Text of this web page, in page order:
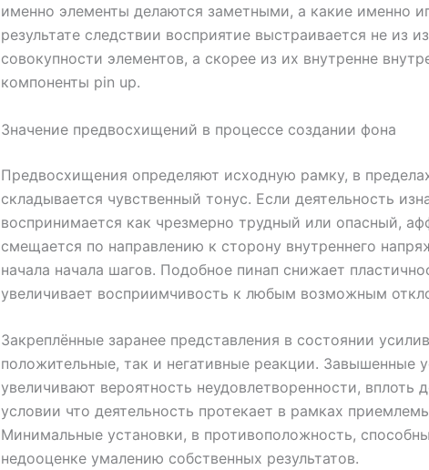
именно элементы делаются заметными, а какие именно
результате следствии восприятие выстраивается не из
совокупности элементов, а скорее из их внутренне
компоненты pin up.
Значение предвосхищений в процессе создании фона
Предвосхищения определяют исходную рамку, в
складывается чувственный тонус. Если деятельность
воспринимается как чрезмерно трудный или опасный,
смещается по направлению к сторону внутреннего
начала начала шагов. Подобное пинап снижает
увеличивает восприимчивость к любым возможным
Закреплённые заранее представления в состоянии
положительные, так и негативные реакции. Завышенные
увеличивают вероятность неудовлетворенности, вплоть
условии что деятельность протекает в рамках
Минимальные установки, в противоположность,
недооценке умалению собственных результатов.